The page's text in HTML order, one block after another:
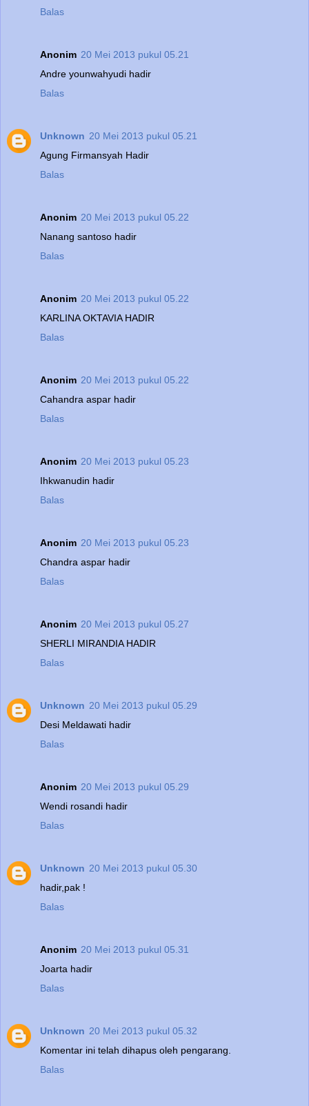
Balas
Anonim 20 Mei 2013 pukul 05.21
Andre younwahyudi hadir
Balas
Unknown 20 Mei 2013 pukul 05.21
Agung Firmansyah Hadir
Balas
Anonim 20 Mei 2013 pukul 05.22
Nanang santoso hadir
Balas
Anonim 20 Mei 2013 pukul 05.22
KARLINA OKTAVIA HADIR
Balas
Anonim 20 Mei 2013 pukul 05.22
Cahandra aspar hadir
Balas
Anonim 20 Mei 2013 pukul 05.23
Ihkwanudin hadir
Balas
Anonim 20 Mei 2013 pukul 05.23
Chandra aspar hadir
Balas
Anonim 20 Mei 2013 pukul 05.27
SHERLI MIRANDIA HADIR
Balas
Unknown 20 Mei 2013 pukul 05.29
Desi Meldawati hadir
Balas
Anonim 20 Mei 2013 pukul 05.29
Wendi rosandi hadir
Balas
Unknown 20 Mei 2013 pukul 05.30
hadir,pak !
Balas
Anonim 20 Mei 2013 pukul 05.31
Joarta hadir
Balas
Unknown 20 Mei 2013 pukul 05.32
Komentar ini telah dihapus oleh pengarang.
Balas